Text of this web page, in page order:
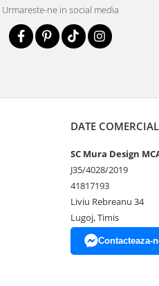
Urmareste-ne in social media
DATE
SC Mura Design
J35/4028/2019
41817193
Liviu Rebreanu 34
Lugoj, Timis
Contacteaza-